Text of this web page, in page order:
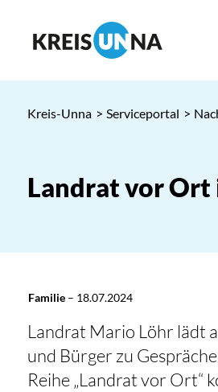
Kreis-Unna > Serviceportal >
Landrat vor Ort
Familie– 18.07.2024
Landrat Mario Löhr lädt
und Bürger zu
Reihe „Landrat vor Ort“